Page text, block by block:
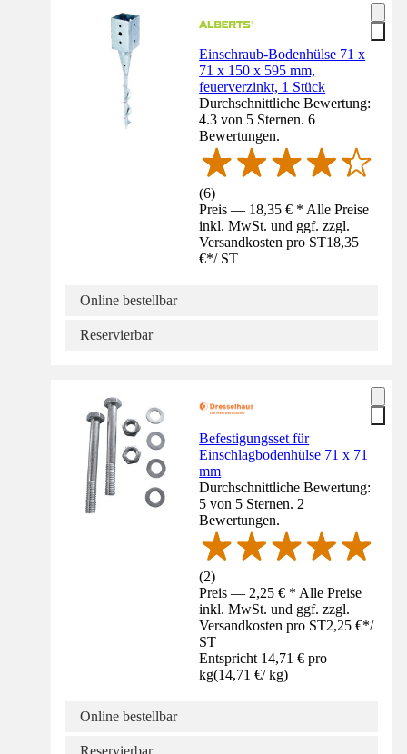
Einschraub-Bodenhülse 71 x
71 x 150 x 595 mm,
feuerverzinkt, 1 Stück
Durchschnittliche Bewertung:
4.3 von 5 Sternen. 6
Bewertungen.
(6)
Preis — 18,35 € * Alle Preise
inkl. MwSt. und ggf. zzgl.
Versandkosten pro ST18,35
€*/ ST
Online bestellbar
Reservierbar
Befestigungsset für
Einschlagbodenhülse 71 x 71
mm
Durchschnittliche Bewertung:
5 von 5 Sternen. 2
Bewertungen.
(2)
Preis — 2,25 € * Alle Preise
inkl. MwSt. und ggf. zzgl.
Versandkosten pro ST2,25 €*/
ST
Entspricht 14,71 € pro
kg(14,71 €/ kg)
Online bestellbar